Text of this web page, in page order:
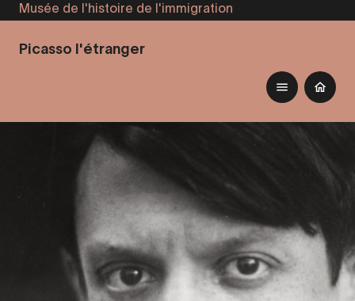
Aller
contenu
Musée de l'histoire de l'immigration
Picasso l'étranger